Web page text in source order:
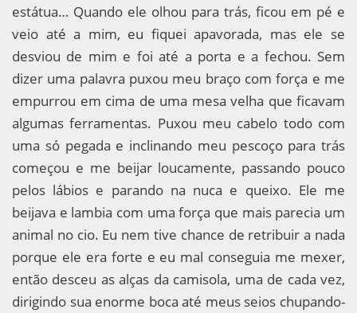
estátua… Quando ele olhou para trás, ficou em pé e
veio até a mim, eu fiquei apavorada, mas ele se
desviou de mim e foi até a porta e a fechou. Sem
dizer uma palavra puxou meu braço com força e me
empurrou em cima de uma mesa velha que ficavam
algumas ferramentas. Puxou meu cabelo todo com
uma só pegada e inclinando meu pescoço para trás
começou e me beijar loucamente, passando pouco
pelos lábios e parando na nuca e queixo. Ele me
beijava e lambia com uma força que mais parecia um
animal no cio. Eu nem tive chance de retribuir a nada
porque ele era forte e eu mal conseguia me mexer,
então desceu as alças da camisola, uma de cada vez,
dirigindo sua enorme boca até meus seios chupando-